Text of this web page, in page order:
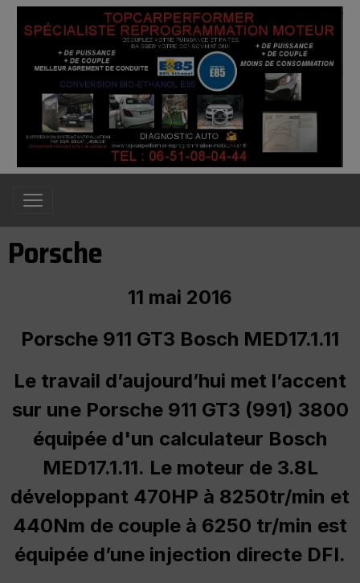
Porsche
11 mai 2016
Porsche 911 GT3 Bosch MED17.1.11
Le travail d’aujourd’hui met l’accent
sur une Porsche 911 GT3 (991) 3800
équipée d'un calculateur Bosch
MED17.1.11. Le moteur de 3.8L
développant 470HP à 8250tr/min et
440Nm de couple à 6250 tr/min est
équipée d’une injection directe DFI.